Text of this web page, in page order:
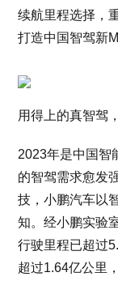
续航里程选择，
打造中国智驾新
用得上的真智驾
2023年是中国智
的智驾需求愈发
技，小鹏汽车以
知。经小鹏实验
行驶里程已超过
超过1.64亿公里